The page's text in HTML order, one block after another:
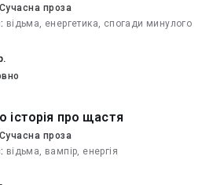
проза
відьма, енергетика, спогади минулого
історія про щастя
проза
відьма, вампір, енергія